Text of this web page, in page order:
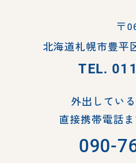
〒
北海道札幌市豊平
TEL.
外出してい
直接携帯電話
090-